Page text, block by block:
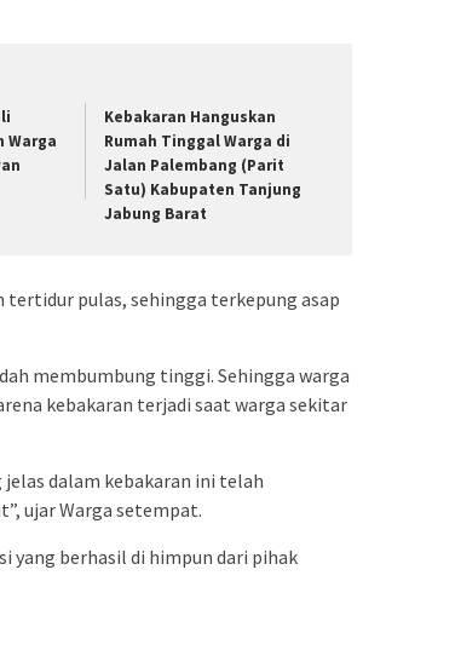
Warga
Kebakaran Hanguskan
Rumah Tinggal Warga di
Jalan Palembang (Parit
Satu) Kabupaten Tanjung
Jabung Barat
tertidur pulas, sehingga terkepung asap
membumbung tinggi. Sehingga warga
kebakaran terjadi saat warga sekitar
dalam kebakaran ini telah
ujar Warga setempat.
yang berhasil di himpun dari pihak